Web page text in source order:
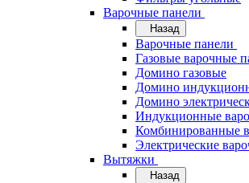
Варочные панели
Назад
Варочные панели
Газовые варочные
Домино газовые
Домино
Домино
Индукционные
Комбинированные
Электрические
Вытяжки
Назад